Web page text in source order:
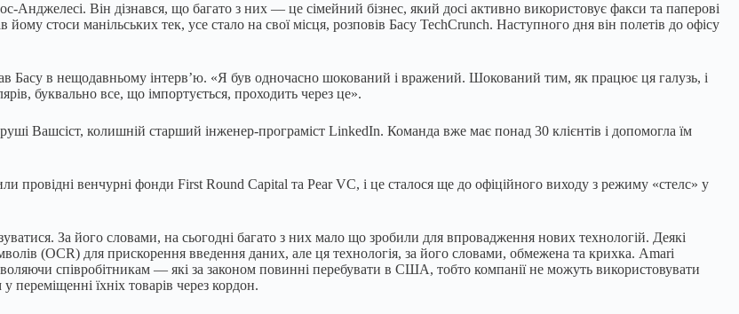
Анджелесі. Він дізнався, що багато з них — це сімейний бізнес, який досі активно використовує факси та паперові
стоси манільських тек, усе стало на свої місця, розповів Басу TechCrunch. Наступного дня він полетів до офісу
Басу в нещодавньому інтерв’ю. «Я був одночасно шокований і вражений. Шокований тим, як працює ця галузь, і
буквально все, що імпортується, проходить через це».
Вашсіст, колишній старший інженер-програміст LinkedIn. Команда вже має понад 30 клієнтів і допомогла їм
провідні венчурні фонди First Round Capital та Pear VC, і це сталося ще до офіційного виходу з режиму «стелс» у
За його словами, на сьогодні багато з них мало що зробили для впровадження нових технологій. Деякі
(OCR) для прискорення введення даних, але ця технологія, за його словами, обмежена та крихка. Amari
співробітникам — які за законом повинні перебувати в США, тобто компанії не можуть використовувати
переміщенні їхніх товарів через кордон.